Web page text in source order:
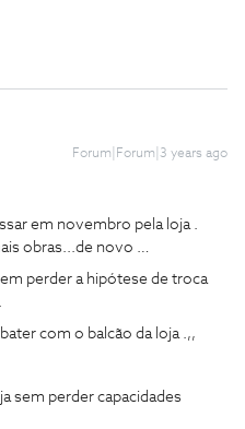
Forum|Forum|3 years ago
em novembro pela loja .
obras...de novo …
perder a hipótese de troca
com o balcão da loja .,,
sem perder capacidades